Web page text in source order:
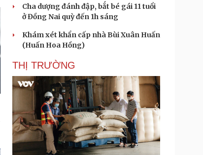
Cha dượng đánh đập, bắt bé gái 11 tuổi
ở Đồng Nai quỳ đến 1h sáng
Khám xét khẩn cấp nhà Bùi Xuân Huấn
(Huấn Hoa Hồng)
THỊ TRƯỜNG